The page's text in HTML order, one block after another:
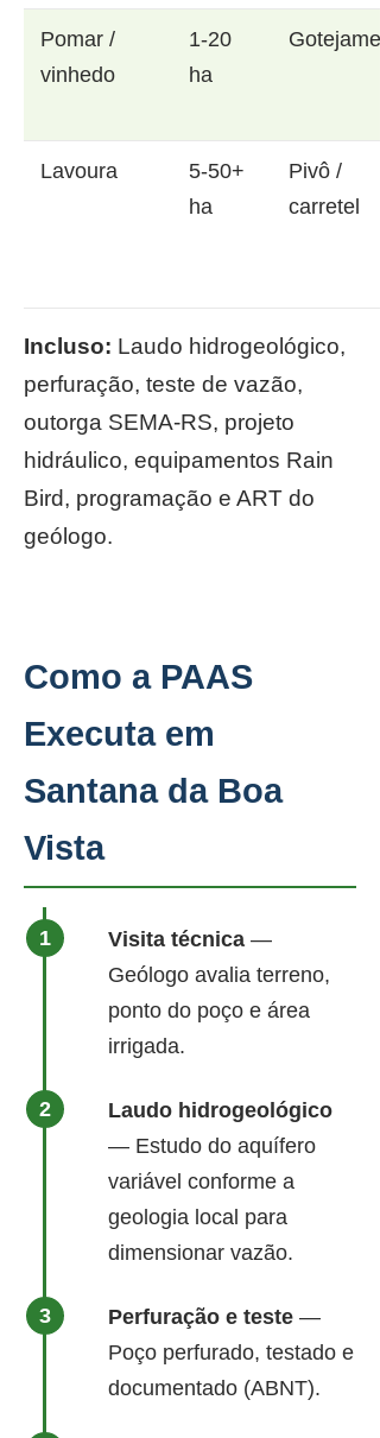
Pomar /
vinhedo
1-20
ha
Lavoura
5-50+
ha
Pivô /
carretel
Incluso: Laudo hidrogeológico,
perfuração, teste de vazão,
outorga SEMA-RS, projeto
hidráulico, equipamentos Rain
Bird, programação e ART do
geólogo.
Como a PAAS
Executa em
Santana da Boa
Vista
Visita técnica —
Geólogo avalia terreno,
ponto do poço e área
irrigada.
Laudo hidrogeológico
— Estudo do aquífero
variável conforme a
geologia local para
dimensionar vazão.
Perfuração e teste —
Poço perfurado, testado e
documentado (ABNT).